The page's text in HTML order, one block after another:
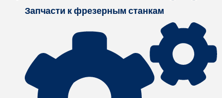
Запчасти к фрезерным станкам